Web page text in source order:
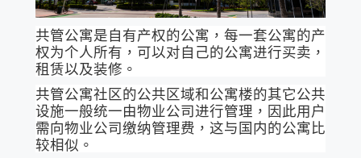
共管公寓是自有产权的公寓，每一套公寓的产
权为个人所有，可以对自己的公寓进行买卖，
租赁以及装修。
共管公寓社区的公共区域和公寓楼的其它公共
设施一般统一由物业公司进行管理，因此用户
需向物业公司缴纳管理费，这与国内的公寓比
较相似。